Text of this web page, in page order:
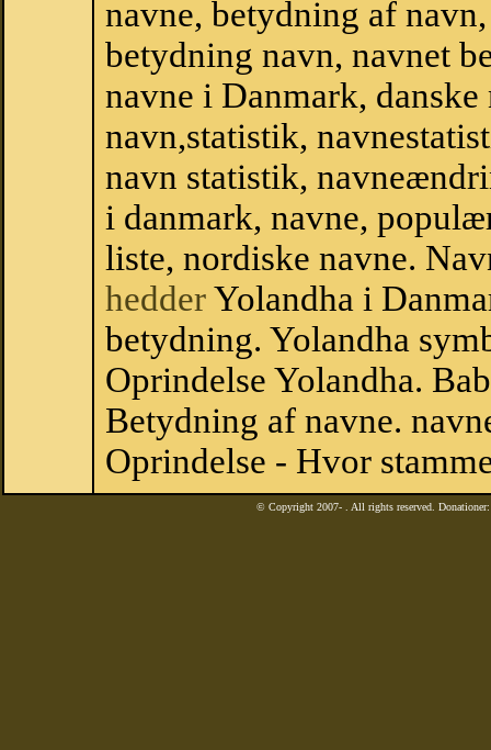
navne, betydning af
betydning navn, navnet
navne i Danmark,
navn,statistik,
navn statistik,
i danmark, navne,
liste, nordiske navne.
hedderYolandha i
betydning. Yolandha
Oprindelse Yolandha.
Betydning af navne.
Oprindelse - Hvor
© Copyright 2007- . All rights reserved.